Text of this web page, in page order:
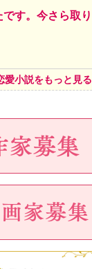
す。今さら取り
愛小説をもっと見る